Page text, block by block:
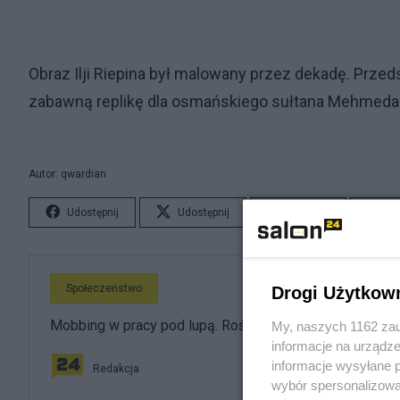
Obraz Ilji Riepina był malowany przez dekadę.
zabawną replikę dla osmańskiego sułtana
Autor: qwardian
Udostępnij Udostępnij
Społeczeństwo
Mobbing w pracy pod lupą. Rośnie liczba zgłoszeń
Redakcja
Drogi
My, naszych 1162
informacje na
informacje wysyłane
wybór